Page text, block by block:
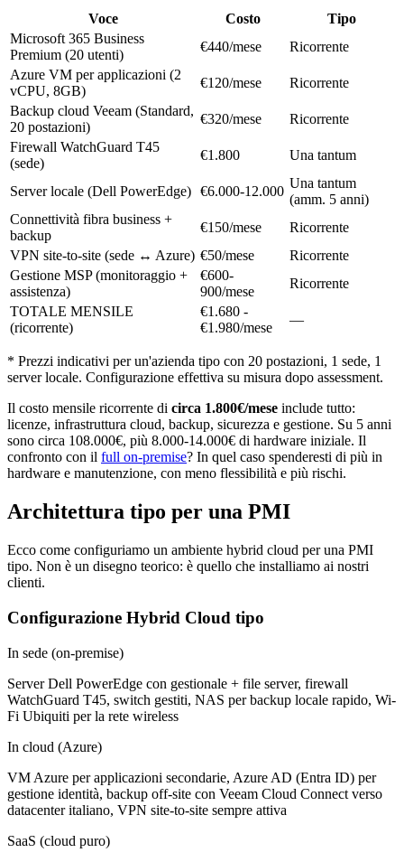
Voce Costo
Tipo
Microsoft 365 Business
Premium (20 utenti)
€440/mese
Ricorrente
Azure VM per applicazioni (2
vCPU, 8GB)
€120/mese
Ricorrente
Backup cloud Veeam (Standard,
20 postazioni)
€320/mese
Ricorrente
Firewall WatchGuard T45
(sede)
€1.800 Una tantum
Server locale (Dell PowerEdge) €6.000-12.000
Una tantum
(amm. 5 anni)
Connettività fibra business +
backup
€150/mese
Ricorrente
VPN site-to-site (sede ↔ Azure) €50/mese
Ricorrente
Gestione MSP (monitoraggio +
assistenza)
€600-
900/mese
Ricorrente
TOTALE MENSILE
(ricorrente)
€1.680 -
€1.980/mese
—
* Prezzi indicativi per un'azienda tipo con 20 postazioni, 1 sede, 1
server locale. Configurazione effettiva su misura dopo assessment.
Il costo mensile ricorrente di circa 1.800€/mese include tutto:
licenze, infrastruttura cloud, backup, sicurezza e gestione. Su 5 anni
sono circa 108.000€, più 8.000-14.000€ di hardware iniziale. Il
confronto con il full on-premise? In quel caso spenderesti di più in
hardware e manutenzione, con meno flessibilità e più rischi.
Architettura tipo per una PMI
Ecco come configuriamo un ambiente hybrid cloud per una PMI
tipo. Non è un disegno teorico: è quello che installiamo ai nostri
clienti.
Configurazione Hybrid Cloud tipo
In sede (on-premise)
Server Dell PowerEdge con gestionale + file server, firewall
WatchGuard T45, switch gestiti, NAS per backup locale rapido, Wi-
Fi Ubiquiti per la rete wireless
In cloud (Azure)
VM Azure per applicazioni secondarie, Azure AD (Entra ID) per
gestione identità, backup off-site con Veeam Cloud Connect verso
datacenter italiano, VPN site-to-site sempre attiva
SaaS (cloud puro)